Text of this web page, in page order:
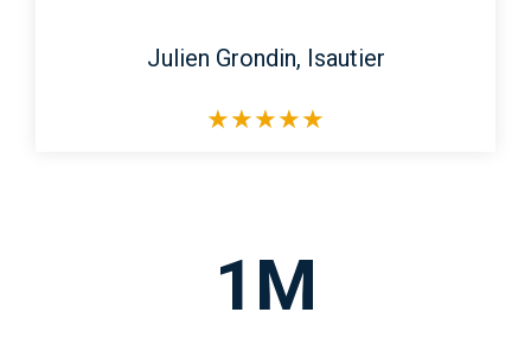
Julien Grondin, Isautier
★★★★★
1M